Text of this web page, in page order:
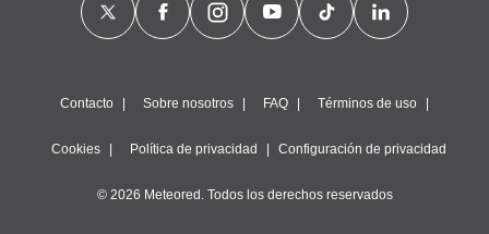
Contacto Sobre nosotros FAQ Términos de uso
Cookies Política de privacidad Configuración de privacidad
© 2026 Meteored. Todos los derechos reservados